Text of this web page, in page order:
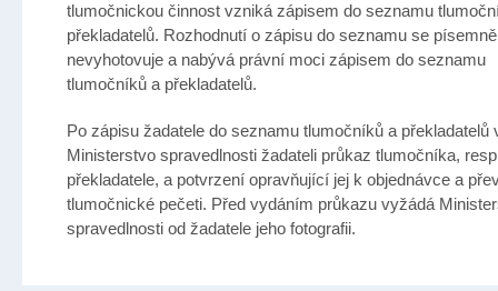
tlumočnickou činnost vzniká zápisem do seznamu
překladatelů. Rozhodnutí o zápisu do seznamu se písemně
nevyhotovuje a nabývá právní moci zápisem do seznamu
tlumočníků a překladatelů.
Po zápisu žadatele do seznamu tlumočníků a překladatelů
Ministerstvo spravedlnosti žadateli průkaz tlumočníka,
překladatele, a potvrzení opravňující jej k objednávce a
tlumočnické pečeti. Před vydáním průkazu vyžádá
spravedlnosti od žadatele jeho fotografii.